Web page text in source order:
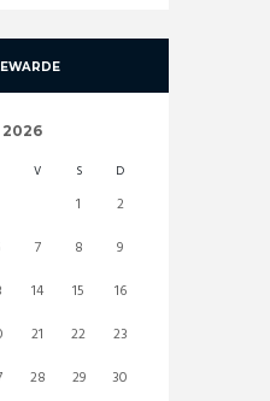
2026
V S D
1
2
7 8
9
14 15
16
21 22
23
28 29
30